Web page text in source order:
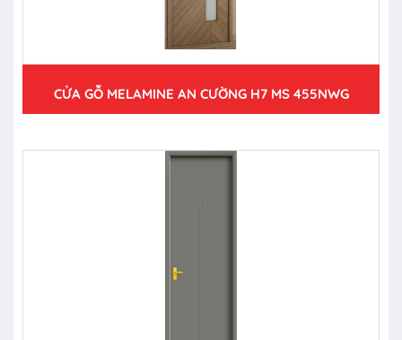
CỬA GỖ MELAMINE AN CƯỜNG H7 MS 455NWG